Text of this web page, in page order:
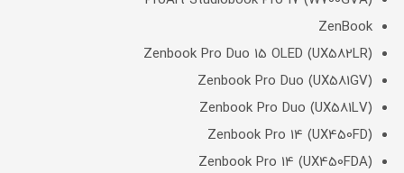
ZenBook
Zenbook Pro Duo 15 OLED (UX582LR)
Zenbook Pro Duo (UX581GV)
Zenbook Pro Duo (UX581LV)
Zenbook Pro 14 (UX450FD)
Zenbook Pro 14 (UX450FDA)